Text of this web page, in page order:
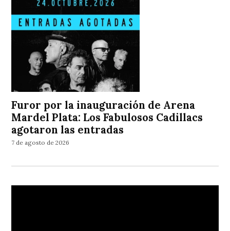
Furor por la inauguración de Arena
Mardel Plata: Los Fabulosos Cadillacs
agotaron las entradas
7 de agosto de 2026